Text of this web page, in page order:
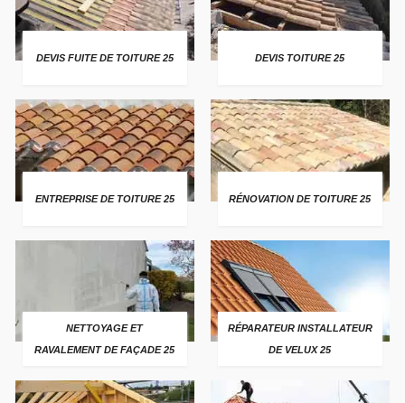
DEVIS FUITE DE TOITURE 25 DEVIS TOITURE 25
ENTREPRISE DE TOITURE 25 RÉNOVATION DE TOITURE 25
NETTOYAGE ET
RAVALEMENT DE FAÇADE 25
RÉPARATEUR INSTALLATEUR
DE VELUX 25